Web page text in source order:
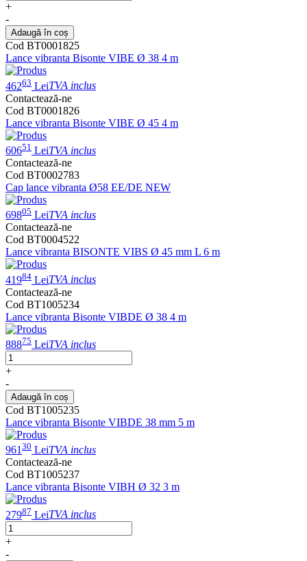
+
-
Adaugă în coș
Cod BT0001825
Lance vibranta Bisonte VIBE Ø 38 4 m
46263 LeiTVA inclus
Contactează-ne
Cod BT0001826
Lance vibranta Bisonte VIBE Ø 45 4 m
60651 LeiTVA inclus
Contactează-ne
Cod BT0002783
Cap lance vibranta Ø58 EE/DE NEW
69805 LeiTVA inclus
Contactează-ne
Cod BT0004522
Lance vibranta BISONTE VIBS Ø 45 mm L 6 m
41984 LeiTVA inclus
Contactează-ne
Cod BT1005234
Lance vibranta Bisonte VIBDE Ø 38 4 m
88875 LeiTVA inclus
+
-
Adaugă în coș
Cod BT1005235
Lance vibranta Bisonte VIBDE 38 mm 5 m
96130 LeiTVA inclus
Contactează-ne
Cod BT1005237
Lance vibranta Bisonte VIBH Ø 32 3 m
27987 LeiTVA inclus
+
-